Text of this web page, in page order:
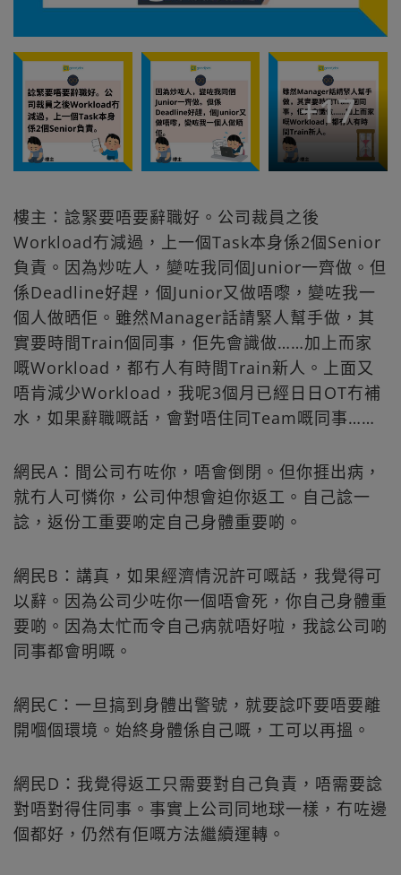
+17
樓主：諗緊要唔要辭職好。公司裁員之後
Workload冇減過，上一個Task本身係2個Senior
負責。因為炒咗人，變咗我同個Junior一齊做。但
係Deadline好趕，個Junior又做唔嚟，變咗我一
個人做晒佢。雖然Manager話請緊人幫手做，其
實要時間Train個同事，佢先會識做……加上而家
嘅Workload，都冇人有時間Train新人。上面又
唔肯減少Workload，我呢3個月已經日日OT冇補
水，如果辭職嘅話，會對唔住同Team嘅同事……
網民A：間公司冇咗你，唔會倒閉。但你捱出病，
就冇人可憐你，公司仲想會迫你返工。自己諗一
諗，返份工重要啲定自己身體重要啲。
網民B：講真，如果經濟情況許可嘅話，我覺得可
以辭。因為公司少咗你一個唔會死，你自己身體重
要啲。因為太忙而令自己病就唔好啦，我諗公司啲
同事都會明嘅。
網民C：一旦搞到身體出警號，就要諗吓要唔要離
開嗰個環境。始終身體係自己嘅，工可以再搵。
網民D：我覺得返工只需要對自己負責，唔需要諗
對唔對得住同事。事實上公司同地球一樣，冇咗邊
個都好，仍然有佢嘅方法繼續運轉。